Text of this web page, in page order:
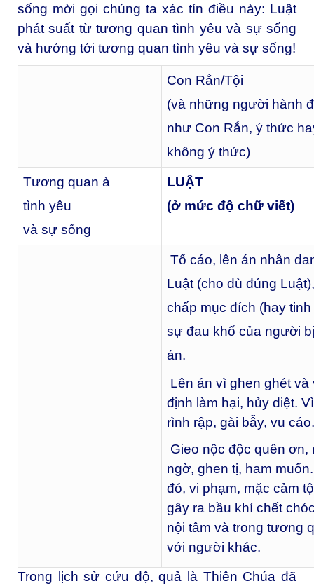
sống mời gọi chúng ta xác tín điều này: Luật
phát suất từ tương quan tình yêu và sự sống
và hướng tới tương quan tình yêu và sự sống!
Con Rắn/Tội
(và những người hành
như Con Rắn, ý thức
không ý thức)
Tương quan à
tình yêu
và sự sống
LUẬT
(ở mức độ chữ viết)
Tố cáo, lên án nhân
Luật (cho dù đúng
chấp mục đích (hay tinh
sự đau khổ của người
án.
Lên án vì ghen ghét và
định làm hại, hủy diệt.
rình rập, gài bẫy, vu cáo.
Gieo nộc độc quên ơn,
ngờ, ghen tị, ham
đó, vi phạm, mặc cảm
gây ra bầu khí chết
nội tâm và trong tương
với người khác.
Trong lịch sử cứu độ, quả là Thiên Chúa đã